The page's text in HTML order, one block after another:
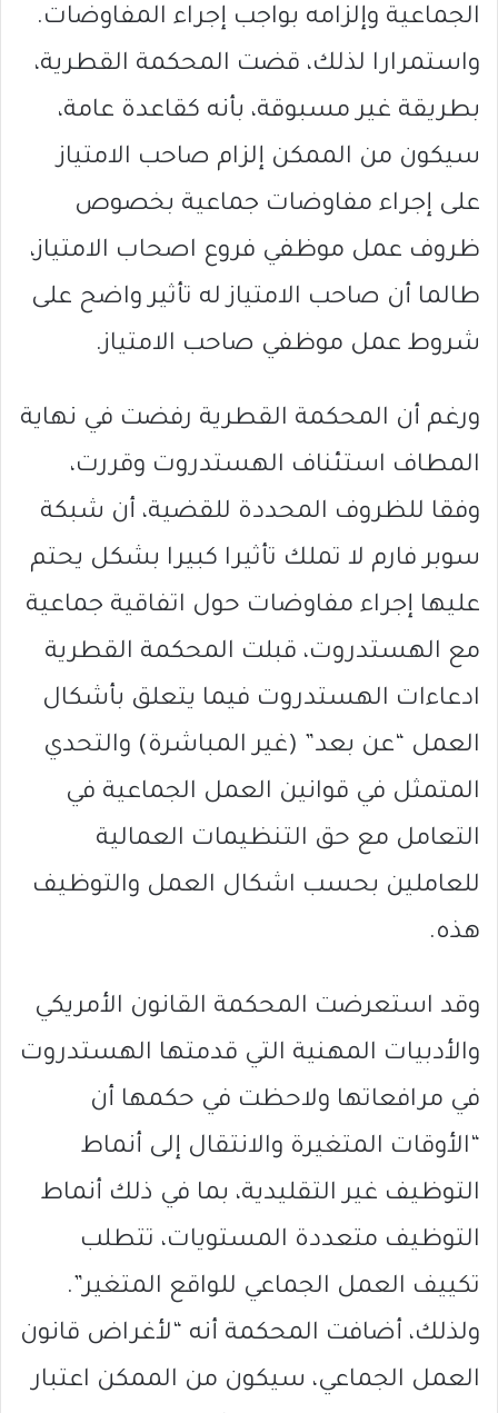
الجماعية وإلزامه بواجب إجراء المفاوضات.
واستمرارا لذلك، قضت المحكمة القطرية،
بطريقة غير مسبوقة، بأنه كقاعدة عامة،
سيكون من الممكن إلزام صاحب الامتياز
على إجراء مفاوضات جماعية بخصوص
ظروف عمل موظفي فروع اصحاب الامتياز،
طالما أن صاحب الامتياز له تأثير واضح على
شروط عمل موظفي صاحب الامتياز.
ورغم أن المحكمة القطرية رفضت في نهاية
المطاف استئناف الهستدروت وقررت،
وفقا للظروف المحددة للقضية، أن شبكة
سوبر فارم لا تملك تأثيرا كبيرا بشكل يحتم
عليها إجراء مفاوضات حول اتفاقية جماعية
مع الهستدروت، قبلت المحكمة القطرية
ادعاءات الهستدروت فيما يتعلق بأشكال
العمل “عن بعد” (غير المباشرة) والتحدي
المتمثل في قوانين العمل الجماعية في
التعامل مع حق التنظيمات العمالية
للعاملين بحسب اشكال العمل والتوظيف
هذه.
وقد استعرضت المحكمة القانون الأمريكي
والأدبيات المهنية التي قدمتها الهستدروت
في مرافعاتها ولاحظت في حكمها أن
“الأوقات المتغيرة والانتقال إلى أنماط
التوظيف غير التقليدية، بما في ذلك أنماط
التوظيف متعددة المستويات، تتطلب
تكييف العمل الجماعي للواقع المتغير”.
ولذلك، أضافت المحكمة أنه “لأغراض قانون
العمل الجماعي، سيكون من الممكن اعتبار